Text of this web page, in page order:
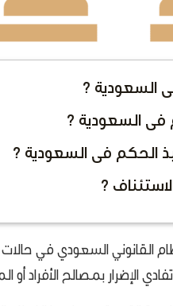
السعودية ؟
فى السعودية ؟
الحكم فى السعودية ؟
؟
القانوني السعودي في
بمصالح الأفراد أو